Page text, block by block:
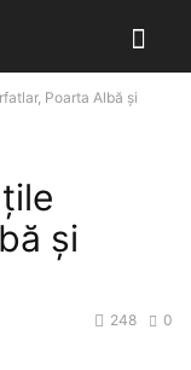
Poarta Albă și
și
0
248